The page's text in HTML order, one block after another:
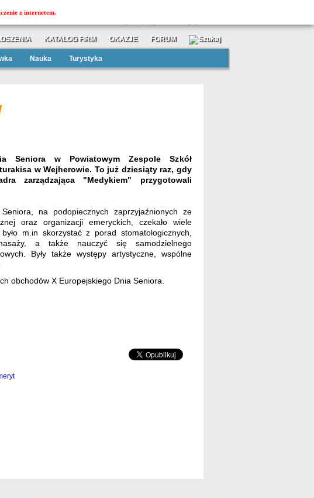
KATALOG FIRM OKAZJE FORUM
Nauka Turystyka
Seniora w Powiatowym Zespole Szkół
w Wejherowie. To już dziesiąty raz, gdy
zarządzająca "Medykiem" przygotowali
na podopiecznych zaprzyjaźnionych ze
oraz organizacji emeryckich, czekało wiele
m.in skorzystać z porad stomatologicznych,
a także nauczyć się samodzielnego
Były także występy artystyczne, wspólne
obchodów X Europejskiego Dnia Seniora.
z internetem.